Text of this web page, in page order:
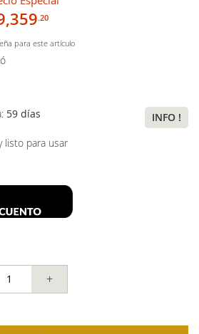
.20
para este artículo
59 días
INFO !
listo para usar
+